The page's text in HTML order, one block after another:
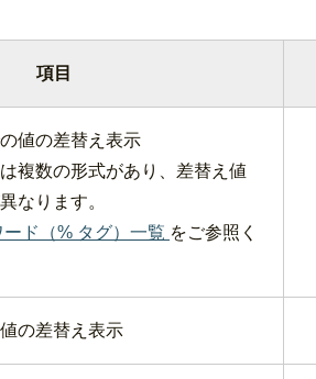
項目
値の差替え表示
複数の形式があり、差替え値
なります。
ド（% タグ）一覧 をご参照く
の差替え表示